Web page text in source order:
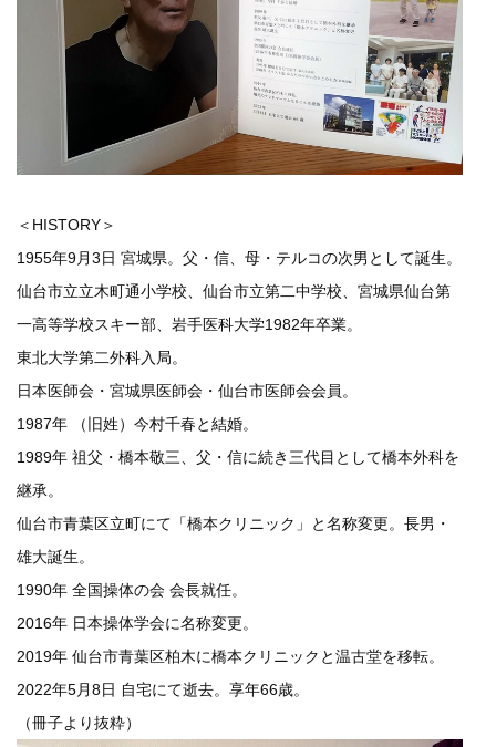
＜HISTORY＞
1955年9月3日 宮城県。父・信、母・テルコの次男として誕生。
仙台市立立木町通小学校、仙台市立第二中学校、宮城県仙台第
一高等学校スキー部、岩手医科大学1982年卒業。
東北大学第二外科入局。
日本医師会・宮城県医師会・仙台市医師会会員。
1987年 （旧姓）今村千春と結婚。
1989年 祖父・橋本敬三、父・信に続き三代目として橋本外科を
継承。
仙台市青葉区立町にて「橋本クリニック」と名称変更。長男・
雄大誕生。
1990年 全国操体の会 会長就任。
2016年 日本操体学会に名称変更。
2019年 仙台市青葉区柏木に橋本クリニックと温古堂を移転。
2022年5月8日 自宅にて逝去。享年66歳。
（冊子より抜粋）